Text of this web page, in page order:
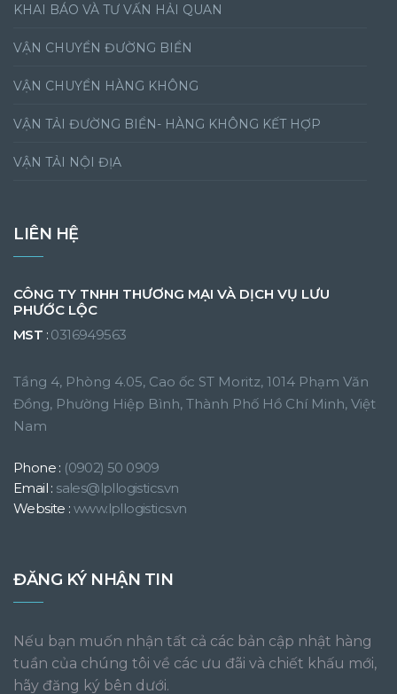
KHAI BÁO VÀ TƯ VẤN HẢI QUAN
VẬN CHUYỂN ĐƯỜNG BIỂN
VẬN CHUYỂN HÀNG KHÔNG
VẬN TẢI ĐƯỜNG BIỂN- HÀNG KHÔNG KẾT HỢP
VẬN TẢI NỘI ĐỊA
LIÊN HỆ
CÔNG TY TNHH THƯƠNG MẠI VÀ DỊCH VỤ LƯU
PHƯỚC LỘC
MST : 0316949563
Tầng 4, Phòng 4.05, Cao ốc ST Moritz, 1014 Phạm Văn
Đồng, Phường Hiệp Bình, Thành Phố Hồ Chí Minh, Việt
Nam
Phone : (0902) 50 0909
Email : sales@lpllogistics.vn
Website :www.lpllogistics.vn
ĐĂNG KÝ NHẬN TIN
Nếu bạn muốn nhận tất cả các bản cập nhật hàng
tuần của chúng tôi về các ưu đãi và chiết khấu mới,
hãy đăng ký bên dưới.